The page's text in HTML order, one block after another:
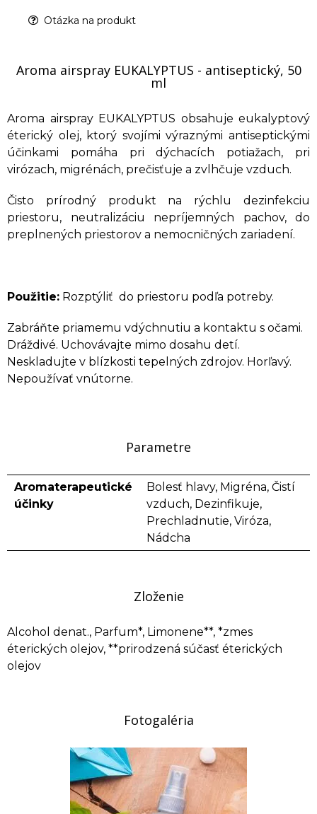
Otázka na produkt
Aroma airspray EUKALYPTUS - antiseptický, 50
ml
Aroma airspray EUKALYPTUS obsahuje eukalyptový
éterický olej, ktorý svojími výraznými antiseptickými
účinkami pomáha pri dýchacích potiažach, pri
virózach, migrénách, prečisťuje a zvlhčuje vzduch.
Čisto prírodný produkt na rýchlu dezinfekciu
priestoru, neutralizáciu nepríjemných pachov, do
preplnených priestorov a nemocničných zariadení.
Použitie: Rozptýliť do priestoru podľa potreby.
Zabráňte priamemu vdýchnutiu a kontaktu s očami.
Dráždivé. Uchovávajte mimo dosahu detí.
Neskladujte v blízkosti tepelných zdrojov. Horľavý.
Nepoužívať vnútorne.
Parametre
Aromaterapeutické
účinky
Bolesť hlavy, Migréna, Čistí
vzduch, Dezinfikuje,
Prechladnutie, Viróza,
Nádcha
Zloženie
Alcohol denat., Parfum*, Limonene**, *zmes
éterických olejov, **prirodzená súčasť éterických
olejov
Fotogaléria